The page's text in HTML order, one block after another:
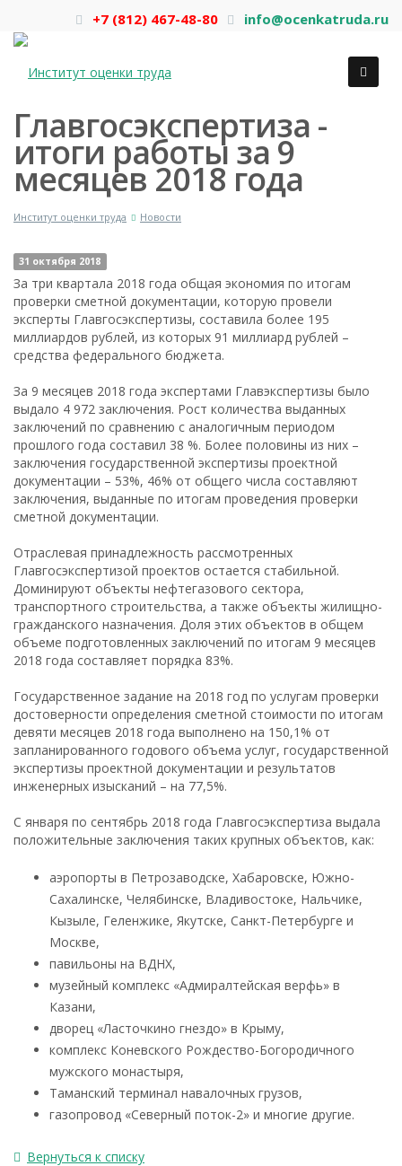
info@ocenkatruda.ru
+7 (812) 467-48-80
Главгосэкспертиза -
итоги работы за 9
месяцев 2018 года
Институт оценки труда Новости
31 октября 2018
За три квартала 2018 года общая экономия по итогам
проверки сметной документации, которую провели
эксперты Главгосэкспертизы, составила более 195
миллиардов рублей, из которых 91 миллиард рублей –
средства федерального бюджета.
За 9 месяцев 2018 года экспертами Главэкспертизы было
выдало 4 972 заключения. Рост количества выданных
заключений по сравнению с аналогичным периодом
прошлого года составил 38 %. Более половины из них –
заключения государственной экспертизы проектной
документации – 53%, 46% от общего числа составляют
заключения, выданные по итогам проведения проверки
сметной документации.
Отраслевая принадлежность рассмотренных
Главгосэкспертизой проектов остается стабильной.
Доминируют объекты нефтегазового сектора,
транспортного строительства, а также объекты жилищно-
гражданского назначения. Доля этих объектов в общем
объеме подготовленных заключений по итогам 9 месяцев
2018 года составляет порядка 83%.
Государственное задание на 2018 год по услугам проверки
достоверности определения сметной стоимости по итогам
девяти месяцев 2018 года выполнено на 150,1% от
запланированного годового объема услуг, государственной
экспертизы проектной документации и результатов
инженерных изысканий – на 77,5%.
С января по сентябрь 2018 года Главгосэкспертиза выдала
положительные заключения таких крупных объектов, как:
аэропорты в Петрозаводске, Хабаровске, Южно-
Сахалинске, Челябинске, Владивостоке, Нальчике,
Кызыле, Геленжике, Якутске, Санкт-Петербурге и
Москве,
павильоны на ВДНХ,
музейный комплекс «Адмиралтейская верфь» в
Казани,
дворец «Ласточкино гнездо» в Крыму,
комплекс Коневского Рождество-Богородичного
мужского монастыря,
Таманский терминал навалочных грузов,
газопровод «Северный поток-2» и многие другие.
Вернуться к списку